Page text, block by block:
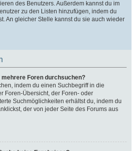
des Benutzers. Außerdem kannst du im
zu den Listen hinzufügen, indem du
An gleicher Stelle kannst du sie auch wieder
Foren durchsuchen?
indem du einen Suchbegriff in die
Foren-Übersicht, der Foren- oder
Suchmöglichkeiten erhältst du, indem du
der von jeder Seite des Forums aus